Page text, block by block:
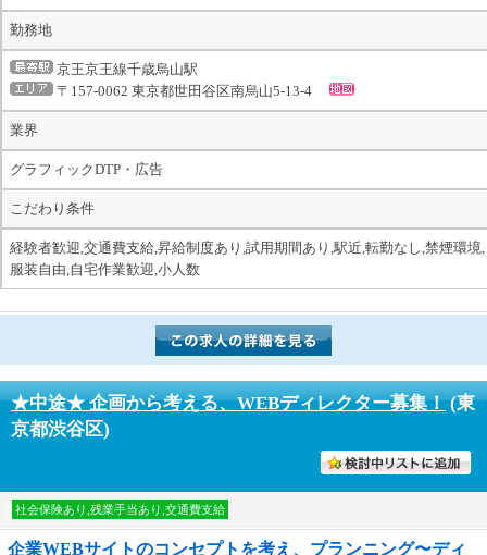
勤務地
京王京王線千歳烏山駅
〒157-0062 東京都世田谷区南烏山5-13-4
業界
グラフィックDTP・広告
こだわり条件
経験者歓迎,交通費支給,昇給制度あり,試用期間あり,駅近,転勤なし,禁煙環境,
服装自由,自宅作業歓迎,小人数
★中途★ 企画から考える、WEBディレクター募集！(東
京都渋谷区)
社会保険あり,残業手当あり,交通費支給
企業WEBサイトのコンセプトを考え、プランニング〜ディ